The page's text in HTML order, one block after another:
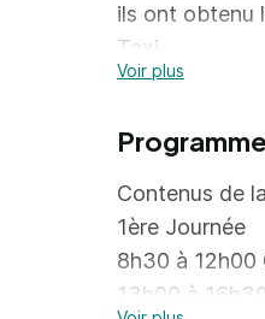
ils ont obtenu
Taxi.
Voir plus
Programme
Contenus de
1ère Journée
8h30 à 12h00
13h00 à